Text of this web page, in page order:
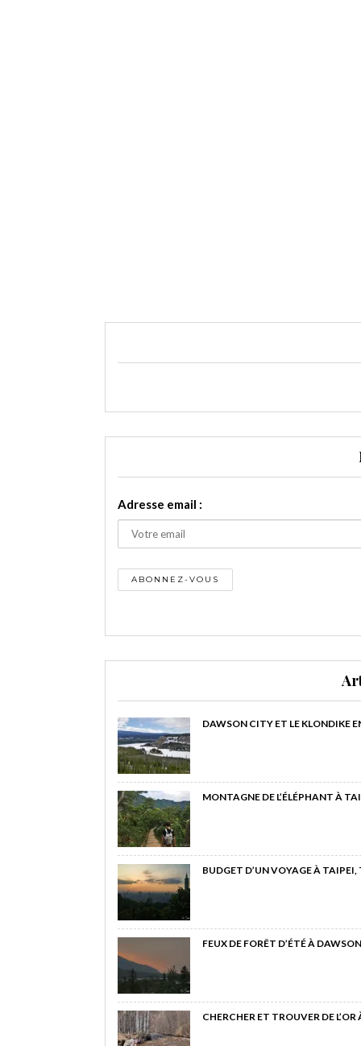
Adresse email :
DAWSON CITY ET LE KLONDIKE
MONTAGNE DE L’ÉLÉPHANT À
BUDGET D’UN VOYAGE À
FEUX DE FORÊT D’ÉTÉ À
CHERCHER ET TROUVER DE